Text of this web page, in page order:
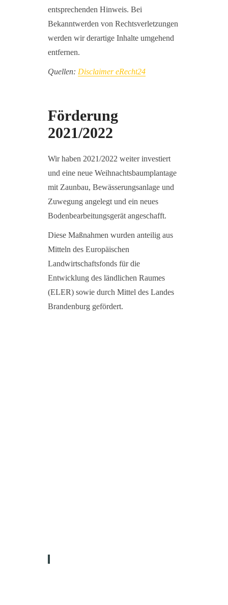
entsprechenden Hinweis. Bei
Bekanntwerden von Rechtsverletzungen
werden wir derartige Inhalte umgehend
entfernen.
Quellen: Disclaimer eRecht24
Förderung
2021/2022
Wir haben 2021/2022 weiter investiert
und eine neue Weihnachtsbaumplantage
mit Zaunbau, Bewässerungsanlage und
Zuwegung angelegt und ein neues
Bodenbearbeitungsgerät angeschafft.
Diese Maßnahmen wurden anteilig aus
Mitteln des Europäischen
Landwirtschaftsfonds für die
Entwicklung des ländlichen Raumes
(ELER) sowie durch Mittel des Landes
Brandenburg gefördert.